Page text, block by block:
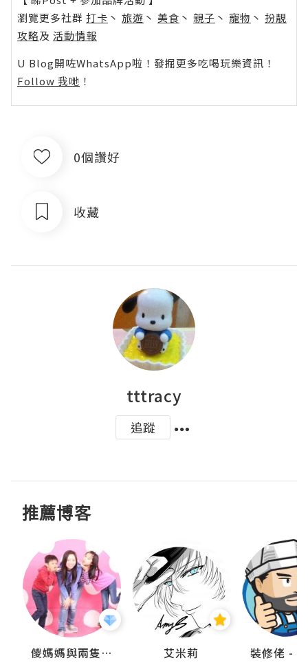
瀏覽更多社群 打卡 丶 旅遊 丶 美食 丶 親子 丶 寵物 丶 扮靚
攻略及 活動情報
U Blog開咗WhatsApp啦！發掘更多吃喝玩樂資訊！
Follow 我哋 ！
0個讚好
收藏
tttracy
追蹤
推薦博客
儍媽媽與兩隻小魔怪之家 艾米莉